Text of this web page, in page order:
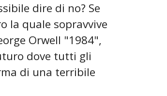
dire di no? Se
la quale sopravvive
Orwell "1984",
dove tutti gli
di una terribile